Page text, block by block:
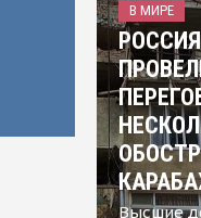
В МИРЕ
Высшие